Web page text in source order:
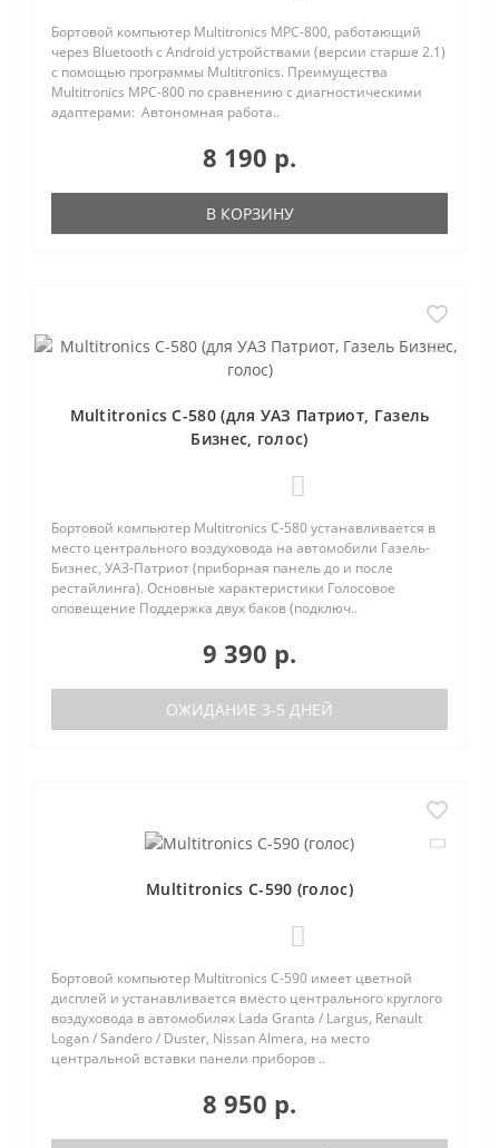
Бортовой компьютер Multitronics MPC-800, работающий
через Bluetooth с Android устройствами (версии старше 2.1)
с помощью программы Multitronics. Преимущества
Multitronics MPC-800 по сравнению с диагностическими
адаптерами: Автономная работа..
8 190 р.
В КОРЗИНУ
Multitronics C-580 (для УАЗ Патриот, Газель
Бизнес, голос)
Бортовой компьютер Multitronics C-580 устанавливается в
место центрального воздуховода на автомобили Газель-
Бизнес, УАЗ-Патриот (приборная панель до и после
рестайлинга). Основные характеристики Голосовое
оповещение Поддержка двух баков (подключ..
9 390 р.
ОЖИДАНИЕ 3-5 ДНЕЙ
Multitronics C-590 (голос)
Бортовой компьютер Multitronics C-590 имеет цветной
дисплей и устанавливается вместо центрального круглого
воздуховода в автомобилях Lada Granta / Largus, Renault
Logan / Sandero / Duster, Nissan Almera, на место
центральной вставки панели приборов ..
8 950 р.